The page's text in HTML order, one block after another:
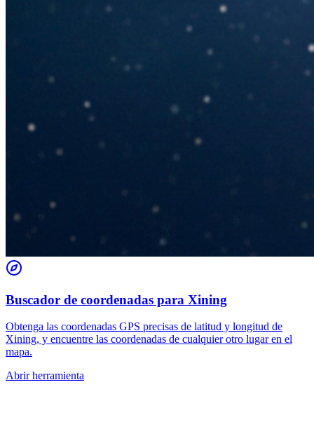
Buscador de coordenadas para Xining
Obtenga las coordenadas GPS precisas de latitud y longitud de
Xining, y encuentre las coordenadas de cualquier otro lugar en el
mapa.
Abrir herramienta